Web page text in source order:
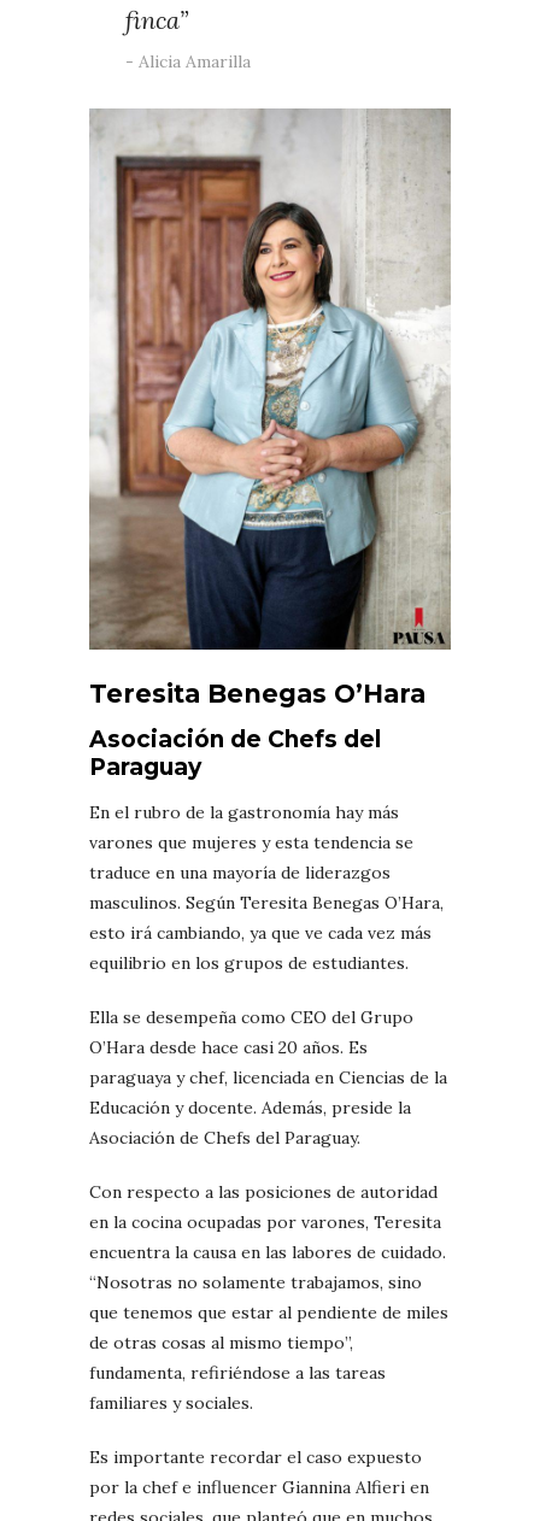
finca”
Alicia Amarilla
Teresita Benegas O’Hara
Asociación de Chefs del
Paraguay
En el rubro de la gastronomía hay más
varones que mujeres y esta tendencia se
traduce en una mayoría de liderazgos
masculinos. Según Teresita Benegas O’Hara,
esto irá cambiando, ya que ve cada vez más
equilibrio en los grupos de estudiantes.
Ella se desempeña como CEO del Grupo
O’Hara desde hace casi 20 años. Es
paraguaya y chef, licenciada en Ciencias de la
Educación y docente. Además, preside la
Asociación de Chefs del Paraguay.
Con respecto a las posiciones de autoridad
en la cocina ocupadas por varones, Teresita
encuentra la causa en las labores de cuidado.
“Nosotras no solamente trabajamos, sino
que tenemos que estar al pendiente de miles
de otras cosas al mismo tiempo”,
fundamenta, refiriéndose a las tareas
familiares y sociales.
Es importante recordar el caso expuesto
por la chef e influencer Giannina Alfieri en